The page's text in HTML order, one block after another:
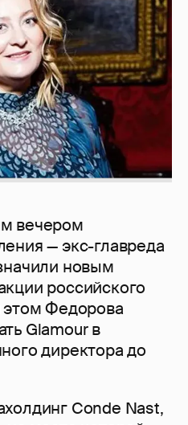
вечером
— экс-главреда
новым
российского
Федорова
Glamour в
директора до
Conde Nast,